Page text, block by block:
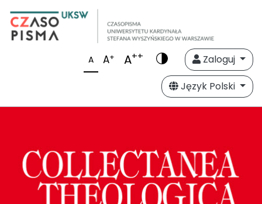
A A+ A++
Zaloguj
Język Polski